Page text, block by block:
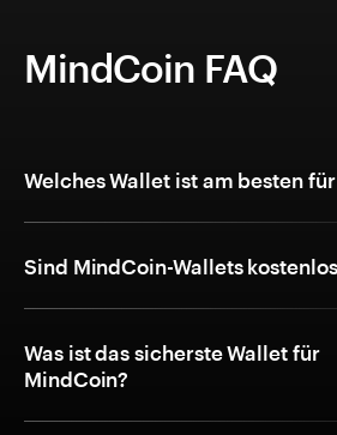
MindCoin FAQ
Welches Wallet ist am besten für
Sind MindCoin-Wallets
Was ist das sicherste Wallet für
MindCoin?